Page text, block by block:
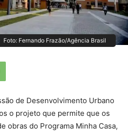
Foto: Fernando Frazão/Agência Brasil
de Desenvolvimento Urbano
o projeto que permite que os
obras do Programa Minha Casa,